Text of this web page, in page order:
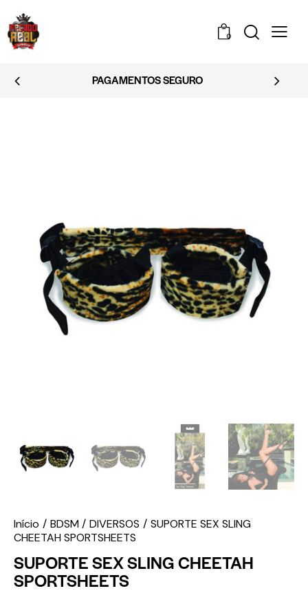
0
PAGAMENTOS SEGURO
Início BDSM DIVERSOS
SUPORTE SEX SLING
CHEETAH SPORTSHEETS
SUPORTE SEX SLING CHEETAH
SPORTSHEETS